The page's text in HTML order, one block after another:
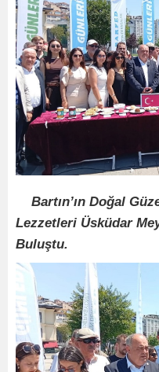
Bartın’ın Doğal
Lezzetleri Üsküdar
Buluştu.